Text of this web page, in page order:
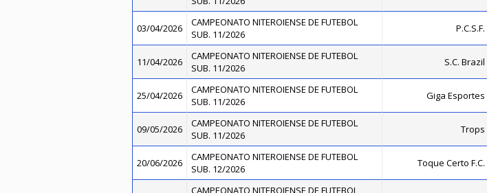
03/04/2026
CAMPEONATO NITEROIENSE DE FUTEBOL
SUB. 11/2026
P.C.S.F.
11/04/2026
CAMPEONATO NITEROIENSE DE FUTEBOL
SUB. 11/2026
S.C. Brazil
25/04/2026
CAMPEONATO NITEROIENSE DE FUTEBOL
SUB. 11/2026
Giga Esportes
09/05/2026
CAMPEONATO NITEROIENSE DE FUTEBOL
SUB. 11/2026
Trops
20/06/2026
CAMPEONATO NITEROIENSE DE FUTEBOL
SUB. 12/2026
Toque Certo F.C.
CAMPEONATO NITEROIENSE DE FUTEBOL